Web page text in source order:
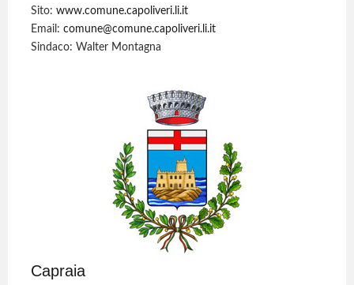
Sito:www.comune.capoliveri.li.it
Email:comune@comune.capoliveri.li.it
Sindaco: Walter Montagna
Capraia